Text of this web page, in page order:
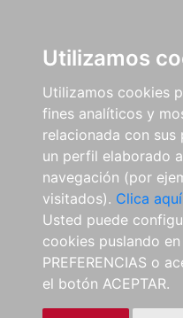
Utilizamos
Utilizamos cookies
fines analíticos y
relacionada con sus
un perfil elaborado
navegación (por
visitados). Clica
Usted puede
cookies puslando
PREFERENCIAS o
el botón ACEPTAR.